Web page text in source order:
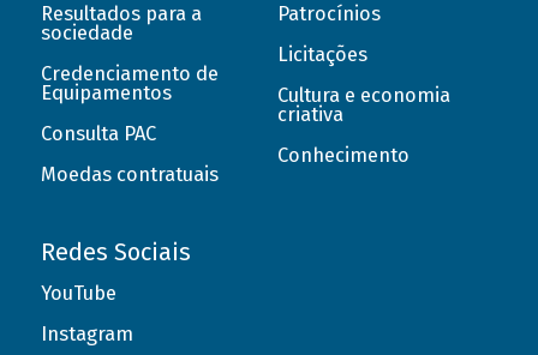
Resultados para a
sociedade
Credenciamento de
Equipamentos
Consulta PAC
Moedas contratuais
Patrocínios
Licitações
Cultura e economia
criativa
Conhecimento
Redes Sociais
YouTube
Instagram